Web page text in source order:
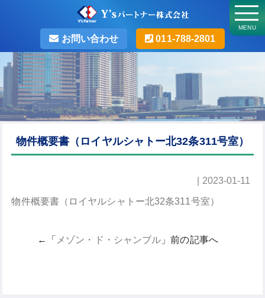
お問い合わせ 011-788-2801
MENU
物件概要書（ロイヤルシャトー北32条311号室）
| 2023-01-11
物件概要書（ロイヤルシャトー北32条311号室）
←「 メゾン・ド・シャンブル 」前の記事へ